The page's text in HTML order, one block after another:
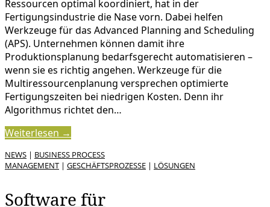
Ressourcen optimal koordiniert, hat in der
Fertigungsindustrie die Nase vorn. Dabei helfen
Werkzeuge für das Advanced Planning and Scheduling
(APS). Unternehmen können damit ihre
Produktionsplanung bedarfsgerecht automatisieren –
wenn sie es richtig angehen. Werkzeuge für die
Multiressourcenplanung versprechen optimierte
Fertigungszeiten bei niedrigen Kosten. Denn ihr
Algorithmus richtet den…
Weiterlesen →
NEWS | BUSINESS PROCESS
MANAGEMENT | GESCHÄFTSPROZESSE | LÖSUNGEN
Software für